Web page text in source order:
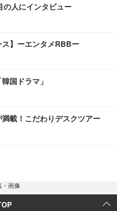
の人にインタビュー
ス】ーエンタメRBBー
国ドラマ」
載！こだわりデスクツアー
・画像